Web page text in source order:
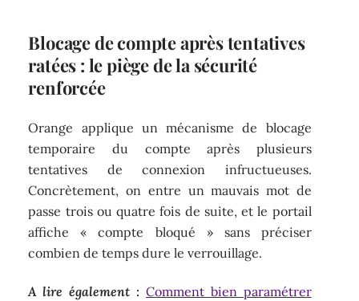
Blocage de compte après tentatives
ratées : le piège de la sécurité
renforcée
Orange applique un mécanisme de blocage
temporaire du compte après plusieurs
tentatives de connexion infructueuses.
Concrètement, on entre un mauvais mot de
passe trois ou quatre fois de suite, et le portail
affiche « compte bloqué » sans préciser
combien de temps dure le verrouillage.
A lire également : Comment bien paramétrer